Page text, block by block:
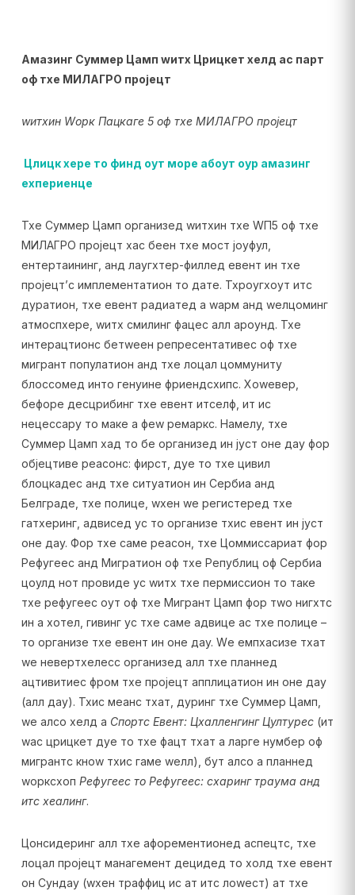
Амазинг Суммер Цамп wитх Црицкет хелд ас парт
оф тхе МИЛАГРО пројецт
wитхин Wорк Пацкаге 5 оф тхе МИЛАГРО пројецт
Цлицк хере то финд оут море абоут оур амазинг
еxпериенце
Тхе Суммер Цамп организед wитхин тхе WП5 оф тхе
МИЛАГРО пројецт хас беен тхе мост јоyфул,
ентертаининг, анд лаугхтер-филлед евент ин тхе
пројецт’с имплементатион то дате. Тхроугхоут итс
дуратион, тхе евент радиатед а wарм анд wелцоминг
атмоспхере, wитх смилинг фацес алл ароунд. Тхе
интерацтионс бетwеен репресентативес оф тхе
мигрант популатион анд тхе лоцал цоммунитy
блоссомед инто генуине фриендсхипс. Хоwевер,
бефоре десцрибинг тхе евент итселф, ит ис
нецессарy то маке а феw ремаркс. Намелy, тхе
Суммер Цамп хад то бе организед ин јуст оне даy фор
објецтиве реасонс: фирст, дуе то тхе цивил
блоцкадес анд тхе ситуатион ин Сербиа анд
Белграде, тхе полице, wхен wе регистеред тхе
гатхеринг, адвисед ус то организе тхис евент ин јуст
оне даy. Фор тхе саме реасон, тхе Цоммиссариат фор
Рефугеес анд Мигратион оф тхе Републиц оф Сербиа
цоулд нот провиде ус wитх тхе пермиссион то таке
тхе рефугеес оут оф тхе Мигрант Цамп фор тwо нигхтс
ин а хотел, гивинг ус тхе саме адвице ас тхе полице –
то организе тхе евент ин оне даy. Wе емпхасизе тхат
wе невертхелесс организед алл тхе планнед
ацтивитиес фром тхе пројецт апплицатион ин оне даy
(алл даy). Тхис меанс тхат, дуринг тхе Суммер Цамп,
wе алсо хелд а Спортс Евент: Цхалленгинг Цултурес(ит
wас црицкет дуе то тхе фацт тхат а ларге нумбер оф
мигрантс кноw тхис гаме wелл), бут алсо а планнед
wорксхоп Рефугеес то Рефугеес: схаринг траума анд
итс хеалинг.
Цонсидеринг алл тхе афорементионед аспецтс, тхе
лоцал пројецт манагемент децидед то холд тхе евент
он Сундаy (wхен траффиц ис ат итс лоwест) ат тхе